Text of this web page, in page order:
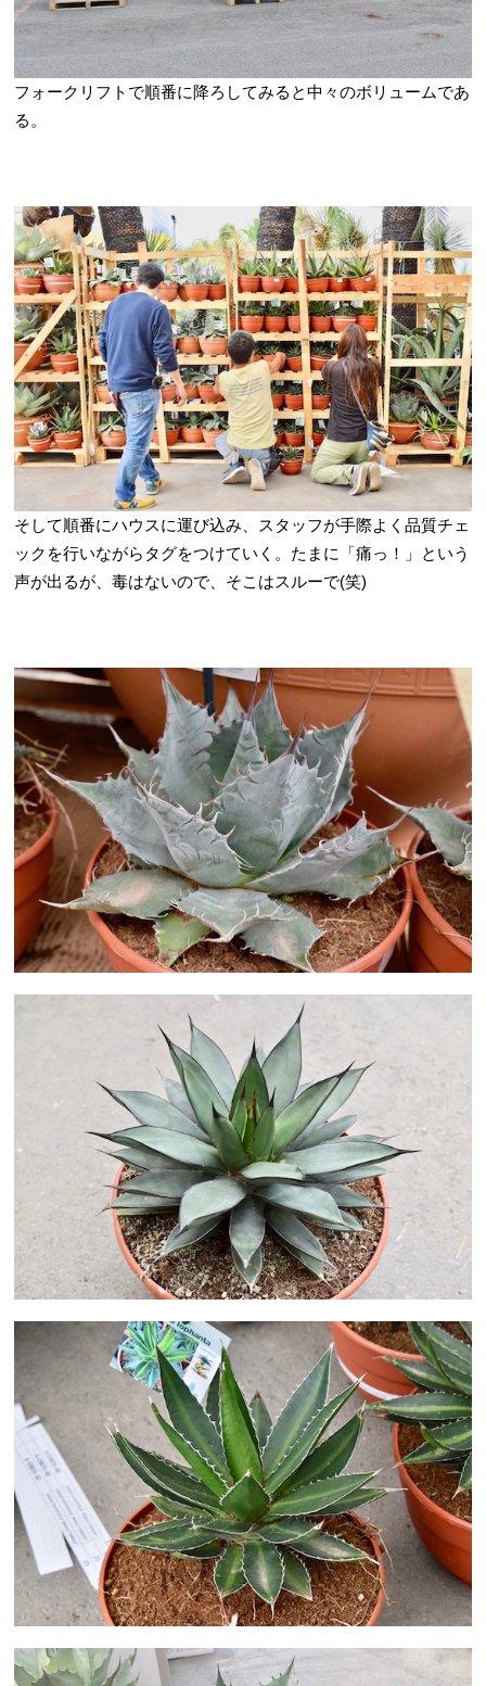
フォークリフトで順番に降ろしてみると中々のボリュームであ
る。
そして順番にハウスに運び込み、スタッフが手際よく品質チェ
ックを行いながらタグをつけていく。たまに「痛っ！」という
声が出るが、毒はないので、そこはスルーで(笑)